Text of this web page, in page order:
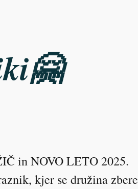
in NOVO LETO 2025.
kjer se družina zbere